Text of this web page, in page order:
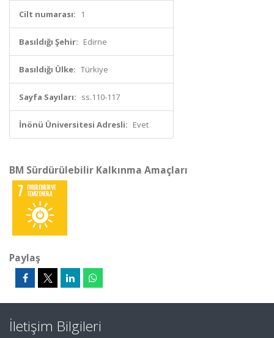
Cilt numarası: 1
Basıldığı Şehir: Edirne
Basıldığı Ülke: Türkiye
Sayfa Sayıları: ss.110-117
İnönü Üniversitesi Adresli: Evet
BM Sürdürülebilir Kalkınma Amaçları
Paylaş
İletişim Bilgileri